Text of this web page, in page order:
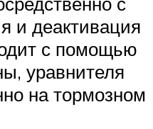
и деактивация
с помощью
уравнителя
на тормозном